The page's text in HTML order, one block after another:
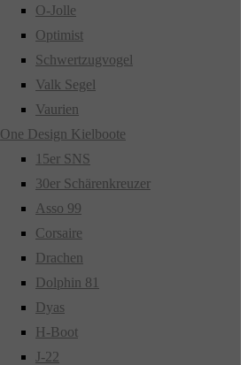
O-Jolle
Optimist
Schwertzugvogel
Valk Segel
Vaurien
One Design Kielboote
15er SNS
30er Schärenkreuzer
Asso 99
Corsaire
Drachen
Dolphin 81
Dyas
H-Boot
J-22